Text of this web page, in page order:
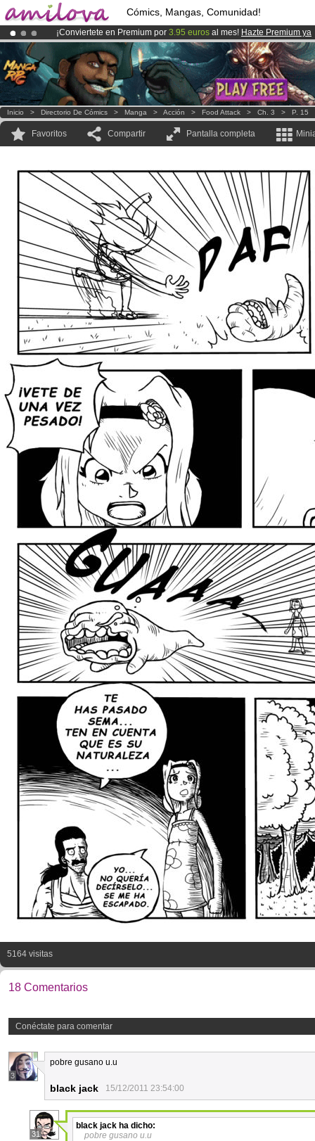
Cómics, Mangas, Comunidad!
¡Conviertete en Premium por 3.95 euros al mes! Hazte Premium ya
¡El Kickstarter Amilova está desormado lanzado!.
¡Ya tenemos 100000miembrosy 1000 Cómics y Mangas!.
Inicio > Directorio De Cómics > Manga > Acción > Food Attack > Ch. 3 > P. 15
Favoritos Compartir Pantalla completa
5164 visitas
18 Comentarios
Conéctate para comentar
3
pobre gusano u.u
black jack 15/12/2011 23:54:00
31
black jack ha dicho:
pobre gusano u.u